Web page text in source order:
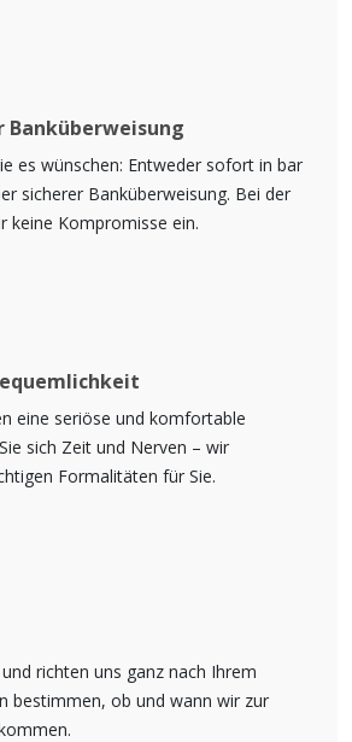
Banküberweisung
es wünschen: Entweder sofort in bar
sicherer Banküberweisung. Bei der
keine Kompromisse ein.
eine seriöse und komfortable
sich Zeit und Nerven – wir
Formalitäten für Sie.
richten uns ganz nach Ihrem
bestimmen, ob und wann wir zur